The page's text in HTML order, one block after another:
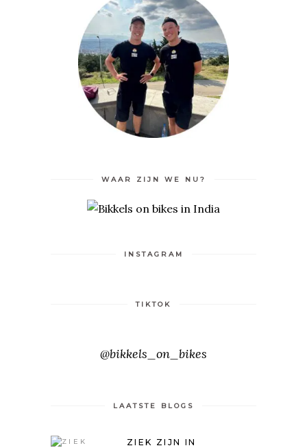
WAAR ZIJN WE NU?
INSTAGRAM
TIKTOK
@bikkels_on_bikes
LAATSTE BLOGS
ZIEK ZIJN IN